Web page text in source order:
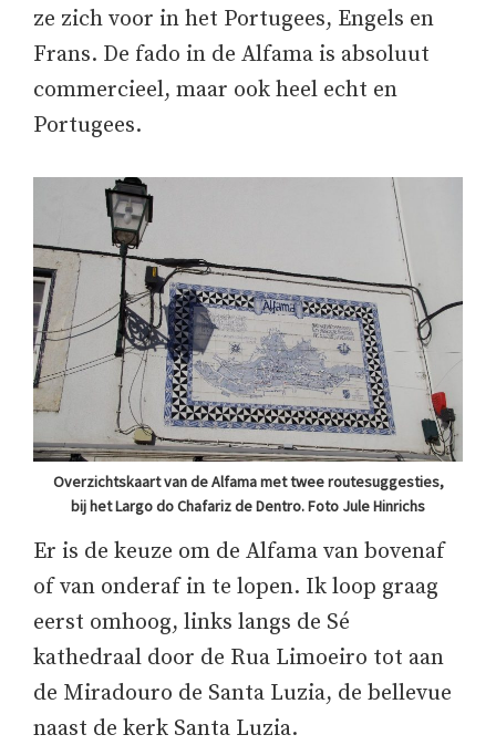
ze zich voor in het Portugees, Engels en
Frans. De fado in de Alfama is absoluut
commercieel, maar ook heel echt en
Portugees.
Overzichtskaart van de Alfama met twee routesuggesties,
bij het Largo do Chafariz de Dentro. Foto Jule Hinrichs
Er is de keuze om de Alfama van bovenaf
of van onderaf in te lopen. Ik loop graag
eerst omhoog, links langs de Sé
kathedraal door de Rua Limoeiro tot aan
de Miradouro de Santa Luzia, de bellevue
naast de kerk Santa Luzia.